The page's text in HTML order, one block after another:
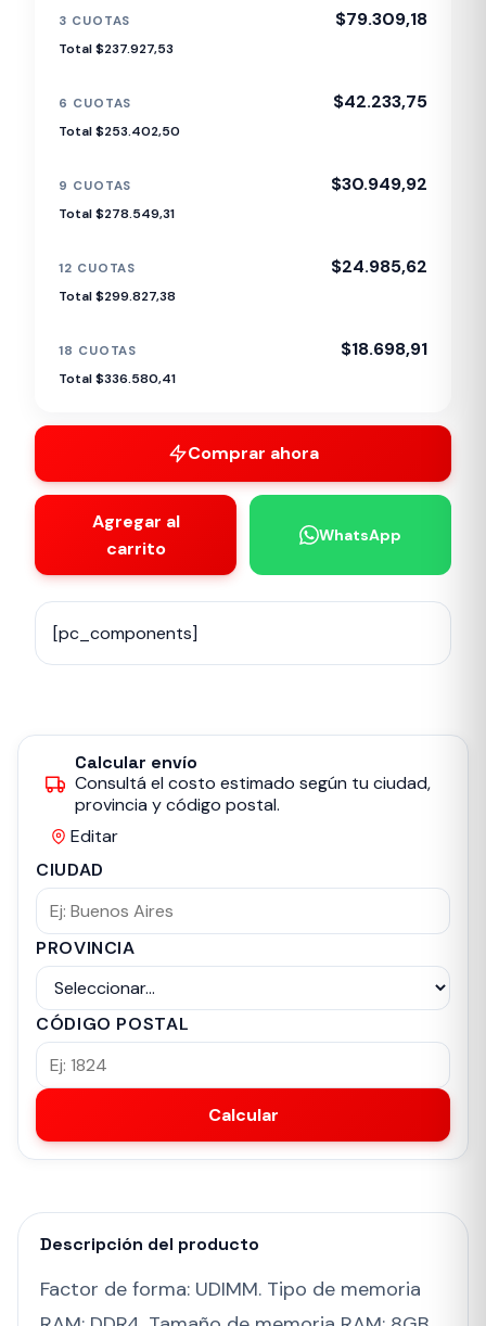
3 CUOTAS $79.309,18
Total $237.927,53
6 CUOTAS $42.233,75
Total $253.402,50
9 CUOTAS $30.949,92
Total $278.549,31
12 CUOTAS $24.985,62
Total $299.827,38
18 CUOTAS $18.698,91
Total $336.580,41
Comprar ahora
Agregar al
carrito
WhatsApp
[pc_components]
Calcular envío
Consultá el costo estimado según tu ciudad,
provincia y código postal.
Editar
CIUDAD
PROVINCIA
CÓDIGO POSTAL
Calcular
Descripción del producto
Factor de forma: UDIMM. Tipo de memoria